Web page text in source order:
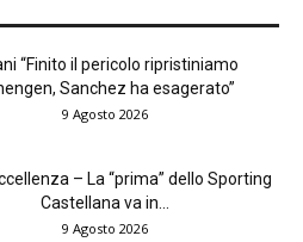
“Finito il pericolo ripristiniamo
Sanchez ha esagerato”
9 Agosto 2026
– La “prima” dello Sporting
Castellana va in...
9 Agosto 2026